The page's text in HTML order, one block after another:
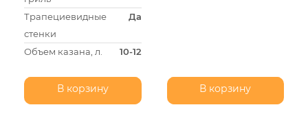
Трапециевидные
стенки
Да
Объем казана, л. 10-12
В корзину В корзину